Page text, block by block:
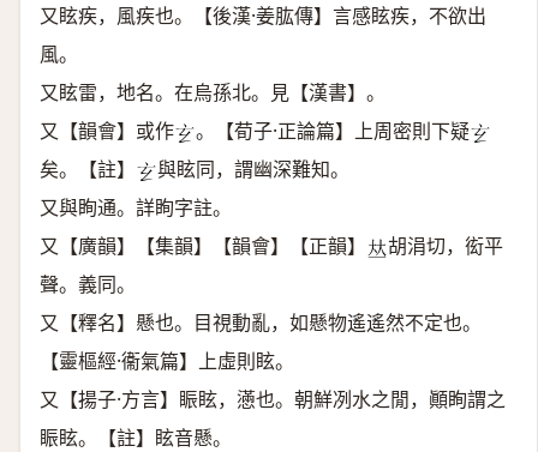
又眩疾，風疾也。【後漢·姜肱傳】言感眩疾，不欲出
風。
又眩雷，地名。在烏孫北。見【漢書】。
又【韻會】或作𤣥 。【荀子·正論篇】上周密則下疑𤣥
矣。【註】
𤣥 與眩同，謂幽深難知。
又與眴通。詳眴字註。
又【廣韻】【集韻】【韻會】【正韻】 𠀤胡涓切，衒平
聲。義同。
又【釋名】懸也。目視動亂，如懸物遙遙然不定也。
【靈樞經·衞氣篇】上虛則眩。
又【揚子·方言】䀼眩，懣也。朝鮮冽水之閒，顚眴謂之
䀼眩。【註】眩音懸。